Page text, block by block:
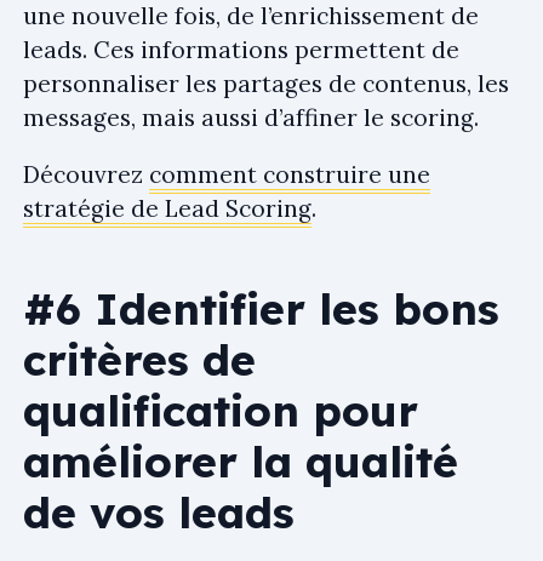
une nouvelle fois, de l’enrichissement de
leads. Ces informations permettent de
personnaliser les partages de contenus, les
messages, mais aussi d’affiner le scoring.
Découvrez comment construire une
stratégie de Lead Scoring.
#6 Identifier les bons
critères de
qualification pour
améliorer la qualité
de vos leads